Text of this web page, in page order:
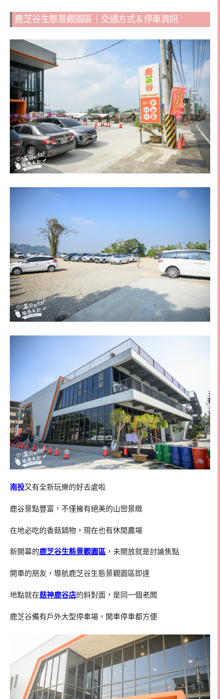
鹿芝谷生態景觀園區｜交通方式＆停車資訊
南投又有全新玩樂的好去處啦
鹿谷景點豐富，不僅擁有絕美的山巒景緻
在地必吃的香菇鍋物，現在也有休閒農場
新開幕的鹿芝谷生態景觀園區 ，未開放就是討論焦點
開車的朋友，導航鹿芝谷生態景觀園區即達
地點就在菇神鹿谷店的斜對面，是同一個老闆
鹿芝谷備有戶外大型停車場，開車停車都方便